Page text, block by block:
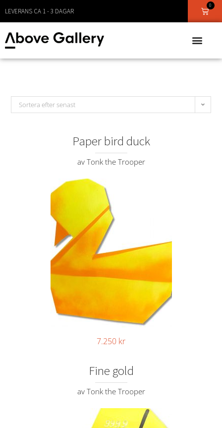
LEVERANS CA 1 - 3 DAGAR
0
Sortera efter senast
Paper bird duck
av Tonk the Trooper
7.250 kr
Fine gold
av Tonk the Trooper